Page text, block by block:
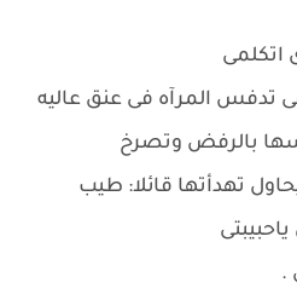
اتكلمى
تدفس المرآه فى عنق عاليه
بالرفض وتصرخ
تهدأتها قائلا: طيب
.